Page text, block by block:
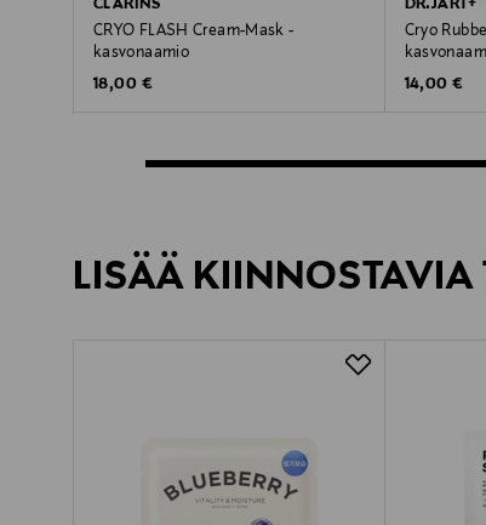
CLARINS
CRYO FLASH Cream-Mask -
kasvonaamio
Original Price
18,00 €
DR.JART+
Cryo
Original
14,00 €
LISÄÄ KIINNOSTAVIA